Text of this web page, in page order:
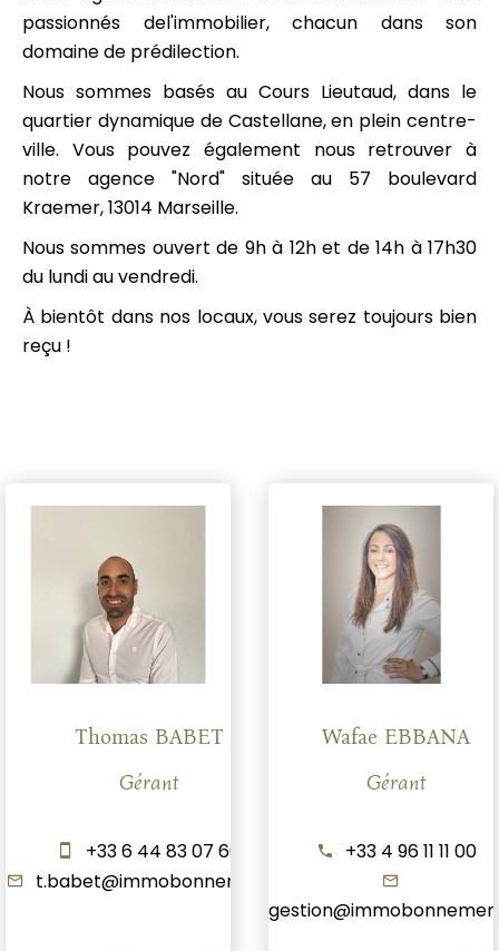
passionnés del'immobilier, chacun dans son
domaine de prédilection.
Nous sommes basés au Cours Lieutaud, dans le
quartier dynamique de Castellane, en plein centre-
ville. Vous pouvez également nous retrouver à
notre agence "Nord" située au 57 boulevard
Kraemer, 13014 Marseille.
Nous sommes ouvert de 9h à 12h et de 14h à 17h30
du lundi au vendredi.
À bientôt dans nos locaux, vous serez toujours bien
reçu !
Thomas BABET
Gérant
+33 6 44 83 07 66
t.babet@immobonnemere.fr
Wafae EBBANA
Gérant
+33 4 96 11 11 00